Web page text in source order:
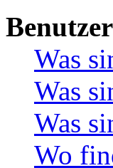
Was
Was
Was
Wo